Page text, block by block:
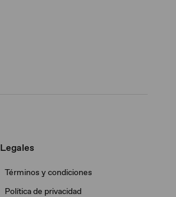
Legales
Términos y condiciones
Política de privacidad